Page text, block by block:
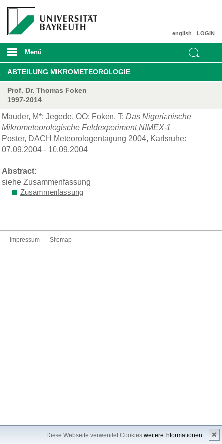
Diese Webseite verwendet Cookies weitere Informationen ✖
LOGIN
english
Menü
ABTEILUNG MIKROMETEOROLOGIE
Prof. Dr. Thomas Foken
1997-2014
Mauder, M*; Jegede, OO; Foken, T: Das Nigerianische
Mikrometeorologische Feldexperiment NIMEX-1
Poster, DACH Meteorologentagung 2004, Karlsruhe:
07.09.2004 - 10.09.2004
Abstract:
siehe Zusammenfassung
Zusammenfassung
Impressum Sitemap